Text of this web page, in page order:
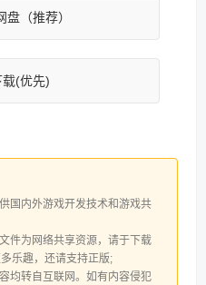
（推荐）
载(优先)
国内外游戏开发技术和游戏共
件为网络共享资源，请于下载
乐趣，还请支持正版;
均转自互联网。如有内容侵犯